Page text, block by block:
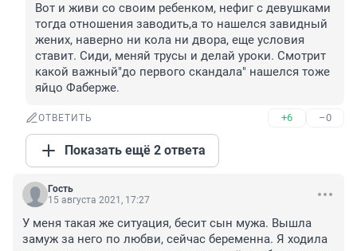
Вот и живи со своим ребенком, нефиг с девушками
тогда отношения заводить,а то нашелся завидный
жених, наверно ни кола ни двора, еще условия
ставит. Сиди, меняй трусы и делай уроки. Смотрит
какой важный"до первого скандала" нашелся тоже
яйцо Фаберже.
ОТВЕТИТЬ +6 –0
Показать ещё 2 ответа
Гость
15 августа 2021, 17:27
У меня такая же ситуация, бесит сын мужа. Вышла
замуж за него по любви, сейчас беременна. Я ходила